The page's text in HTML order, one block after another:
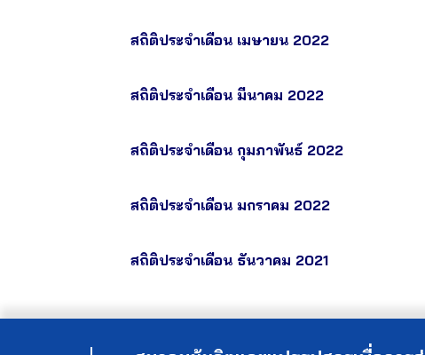
สถิติประจำเดือน เมษายน 2022
สถิติประจำเดือน มีนาคม 2022
สถิติประจำเดือน กุมภาพันธ์ 2022
สถิติประจำเดือน มกราคม 2022
สถิติประจำเดือน ธันวาคม 2021